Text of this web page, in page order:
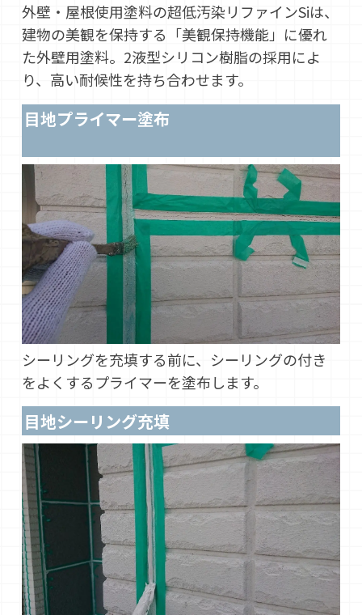
外壁・屋根使用塗料の超低汚染リファインSiは、
建物の美観を保持する「美観保持機能」に優れ
た外壁用塗料。2液型シリコン樹脂の採用によ
り、高い耐候性を持ち合わせます。
目地プライマー塗布
シーリングを充填する前に、シーリングの付き
をよくするプライマーを塗布します。
目地シーリング充填